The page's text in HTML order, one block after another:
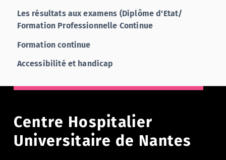
Les résultats aux examens (Diplôme d'Etat/
Formation Professionnelle Continue
Formation continue
Accessibilité et handicap
Centre Hospitalier
Universitaire de Nantes